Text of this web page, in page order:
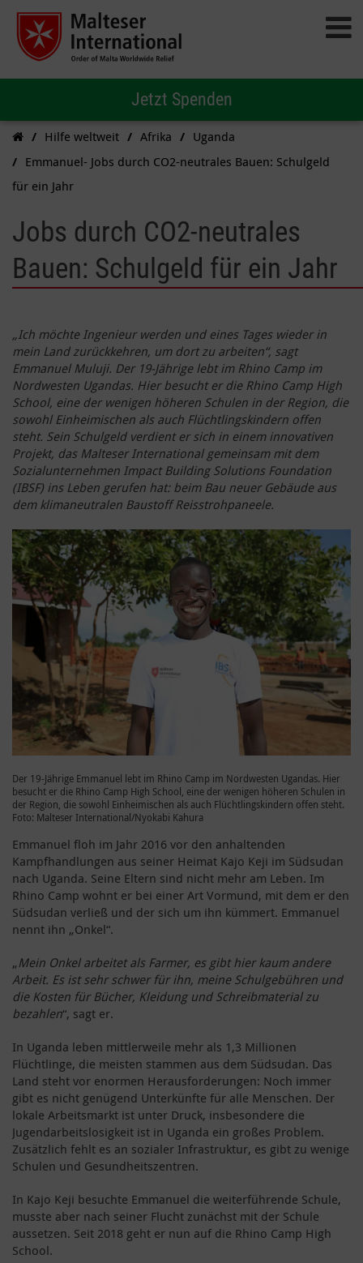
Jetzt Spenden
Hilfe weltweit Afrika
Uganda
Emmanuel- Jobs durch CO2-neutrales Bauen: Schulgeld
für ein Jahr
Jobs durch CO2-neutrales
Bauen: Schulgeld für ein Jahr
„Ich möchte Ingenieur werden und eines Tages wieder in
mein Land zurückkehren, um dort zu arbeiten“, sagt
Emmanuel Muluji. Der 19-Jährige lebt im Rhino Camp im
Nordwesten Ugandas. Hier besucht er die Rhino Camp High
School, eine der wenigen höheren Schulen in der Region, die
sowohl Einheimischen als auch Flüchtlingskindern offen
steht. Sein Schulgeld verdient er sich in einem innovativen
Projekt, das Malteser International gemeinsam mit dem
Sozialunternehmen Impact Building Solutions Foundation
(IBSF) ins Leben gerufen hat: beim Bau neuer Gebäude aus
dem klimaneutralen Baustoff Reisstrohpaneele.
Der 19-Jährige Emmanuel lebt im Rhino Camp im Nordwesten Ugandas. Hier
besucht er die Rhino Camp High School, eine der wenigen höheren Schulen in
der Region, die sowohl Einheimischen als auch Flüchtlingskindern offen steht.
Foto: Malteser International/Nyokabi Kahura
Emmanuel floh im Jahr 2016 vor den anhaltenden
Kampfhandlungen aus seiner Heimat Kajo Keji im Südsudan
nach Uganda. Seine Eltern sind nicht mehr am Leben. Im
Rhino Camp wohnt er bei einer Art Vormund, mit dem er den
Südsudan verließ und der sich um ihn kümmert. Emmanuel
nennt ihn „Onkel“.
„Mein Onkel arbeitet als Farmer, es gibt hier kaum andere
Arbeit. Es ist sehr schwer für ihn, meine Schulgebühren und
die Kosten für Bücher, Kleidung und Schreibmaterial zu
bezahlen“, sagt er.
In Uganda leben mittlerweile mehr als 1,3 Millionen
Flüchtlinge, die meisten stammen aus dem Südsudan. Das
Land steht vor enormen Herausforderungen: Noch immer
gibt es nicht genügend Unterkünfte für alle Menschen. Der
lokale Arbeitsmarkt ist unter Druck, insbesondere die
Jugendarbeitslosigkeit ist in Uganda ein großes Problem.
Zusätzlich fehlt es an sozialer Infrastruktur, es gibt zu wenige
Schulen und Gesundheitszentren.
In Kajo Keji besuchte Emmanuel die weiterführende Schule,
musste aber nach seiner Flucht zunächst mit der Schule
aussetzen. Seit 2018 geht er nun auf die Rhino Camp High
School.